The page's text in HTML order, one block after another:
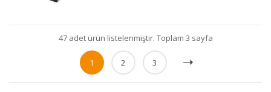
47 adet ürün listelenmiştir. Toplam 3 sayfa
1 2 3